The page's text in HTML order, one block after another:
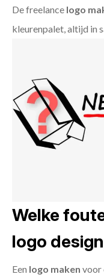
De freelance logo
kleurenpalet, altijd in
Welke
logo
Een logo maken voor